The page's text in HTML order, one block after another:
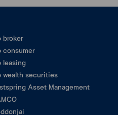
broker
consumer
leasing
wealth securities
Asset Management